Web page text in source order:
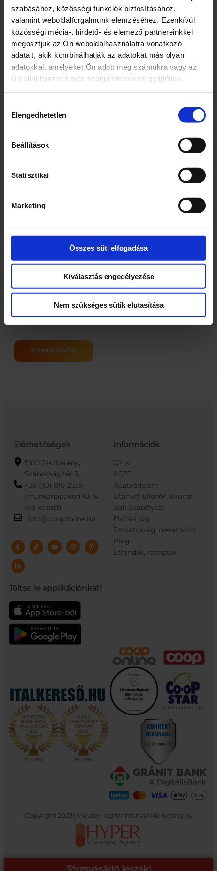
szabásához, közösségi funkciók biztosításához,
valamint weboldalforgalmunk elemzéséhez. Ezenkívül
közösségi média-, hirdető- és elemező partnereinkkel
megosztjuk az Ön weboldalhasználatra vonatkozó
adatait, akik kombinálhatják az adatokat más olyan
adatokkal, amelyeket Ön adott meg számukra vagy az
Ön által használt más szolgáltatásokból gyűjtöttek.
kiválasztása
Elengedhetetlen
Beállítások
Statisztikai
Marketing
Összes süti elfogadása
Kiválasztás engedélyezése
Nem szükséges sütik elutasítása
LOVE DIET XILIT 500G
2820Ft
XILIT
LOVE DIET ERITRIT 500G
2350Ft
LOVE DIET SPECIAL
ÉDESÍTŐSZ.FOLY.
200ML
Ft
3 db
–
LOVE
SPECIAL
ÉDESÍTŐSZ.FOLY.
+
KOSÁRBA TESZEM
Elérhetőségek
5100 Jászberény,
Szabadság tér 3.
+36 (30) 016-2359
(munkanapokon 10-16
óra között)
info@cooponline.hu
Töltsd le applikációnkat!
Információk
GYIK
ÁSZF
Adatvédelem
Utánvét Ellenőr kivonat
Süti Szabályzat
Elállási jog
Szavatosság, reklamáció
Blog
Étrendek, receptek
Copyright 2023 | Minden jog fenntartva! Marketing by
Törzsvásárló leszek!